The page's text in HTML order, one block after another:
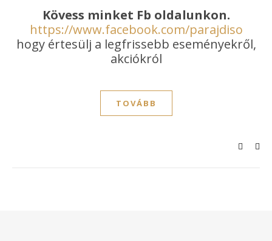
Kövess minket Fb oldalunkon.
https://www.facebook.com/parajdiso
hogy értesülj a legfrissebb eseményekről,
akciókról
TOVÁBB